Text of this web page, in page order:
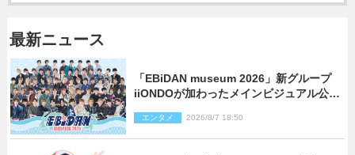
最新ニュース
「EBiDAN museum 2026」新グループ
iiONDOが加わったメインビジュアル公
エンタメ 2026/8/7 18:50